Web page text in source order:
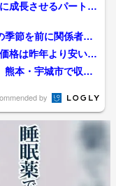
成長させるパートナ
季節を前に関係者か
格は昨年より安い見
熊本・宇城市で収穫
by